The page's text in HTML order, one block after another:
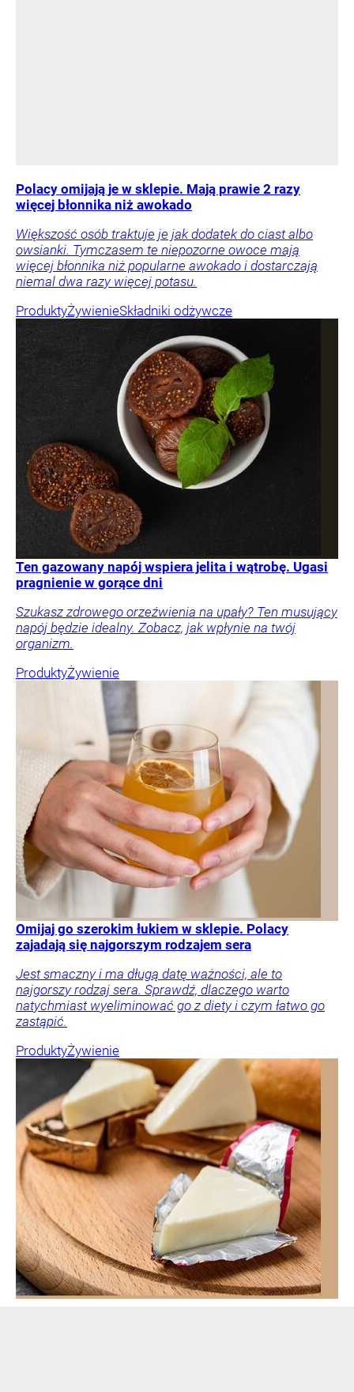
Polacy omijają je w sklepie. Mają prawie 2 razy
więcej błonnika niż awokado
Większość osób traktuje je jak dodatek do ciast albo
owsianki. Tymczasem te niepozorne owoce mają
więcej błonnika niż popularne awokado i dostarczają
niemal dwa razy więcej potasu.
ProduktyŻywienieSkładniki odżywcze
Ten gazowany napój wspiera jelita i wątrobę. Ugasi
pragnienie w gorące dni
Szukasz zdrowego orzeźwienia na upały? Ten musujący
napój będzie idealny. Zobacz, jak wpłynie na twój
organizm.
ProduktyŻywienie
Omijaj go szerokim łukiem w sklepie. Polacy
zajadają się najgorszym rodzajem sera
Jest smaczny i ma długą datę ważności, ale to
najgorszy rodzaj sera. Sprawdź, dlaczego warto
natychmiast wyeliminować go z diety i czym łatwo go
zastąpić.
ProduktyŻywienie